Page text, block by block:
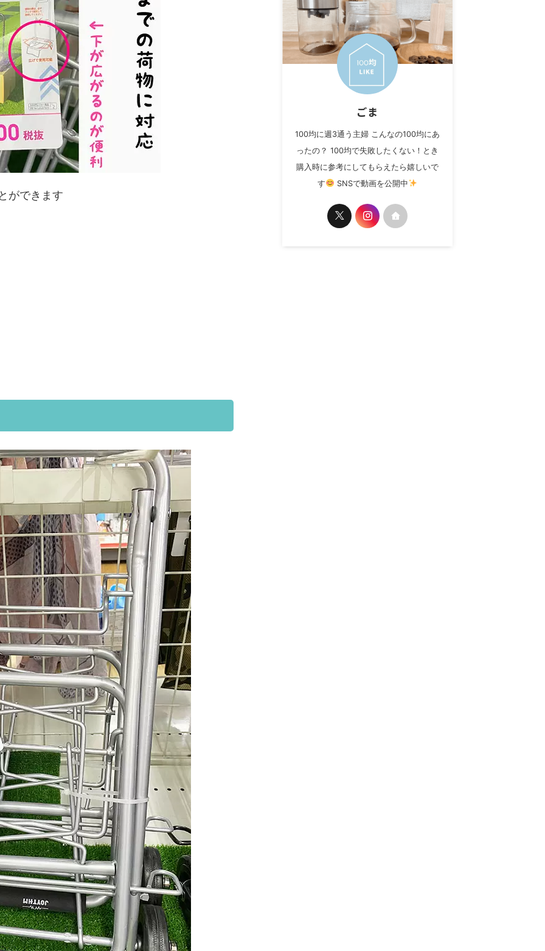
ができます
ごま
100均に週3通う主婦 こんなの100均にあ
ったの？ 100均で失敗したくない！とき
購入時に参考にしてもらえたら嬉しいで
す
SNSで動画を公開中